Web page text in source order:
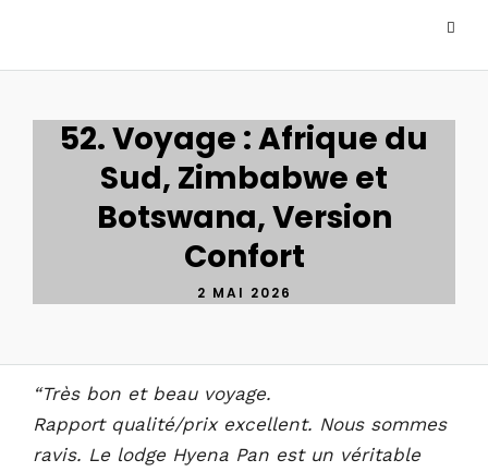
52. Voyage : Afrique du
Sud, Zimbabwe et
Botswana, Version
Confort
2 MAI 2026
“Très bon et beau voyage.
Rapport qualité/prix excellent. Nous sommes
ravis. Le lodge Hyena Pan est un véritable